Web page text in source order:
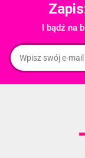
I bądź na